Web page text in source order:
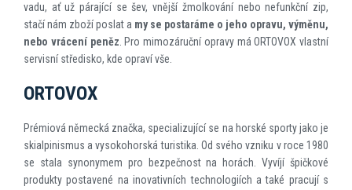
vadu, ať už párající se šev, vnější žmolkování nebo nefunkční zip,
stačí nám zboží poslat a my se postaráme o jeho opravu, výměnu,
nebo vrácení peněz. Pro mimozáruční opravy má ORTOVOX vlastní
servisní středisko, kde opraví vše.
ORTOVOX
Prémiová německá značka, specializující se na horské sporty jako je
skialpinismus a vysokohorská turistika. Od svého vzniku v roce 1980
se stala synonymem pro bezpečnost na horách. Vyvíjí špičkové
produkty postavené na inovativních technologiích a také pracují s